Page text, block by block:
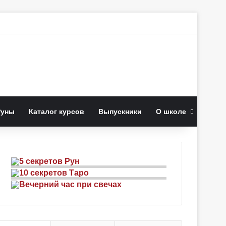
Каталог курсов Выпускники О школе